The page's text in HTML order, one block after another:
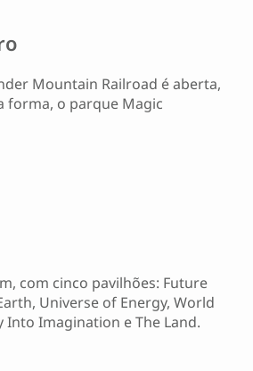
Mountain Railroad é aberta,
forma, o parque Magic
com cinco pavilhões: Future
Universe of Energy, World
Into Imagination e The Land.